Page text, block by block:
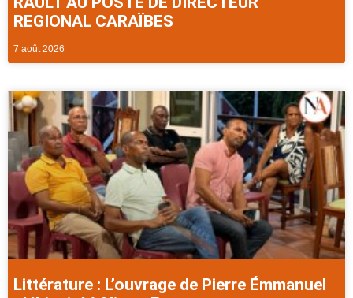
REGIONAL CARAÏBES
7 août 2026
Littérature : L’ouvrage de Pierre Émmanuel